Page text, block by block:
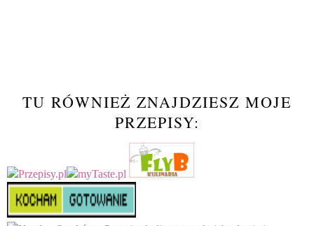
TU RÓWNIEŻ ZNAJDZIESZ MOJE
PRZEPISY: